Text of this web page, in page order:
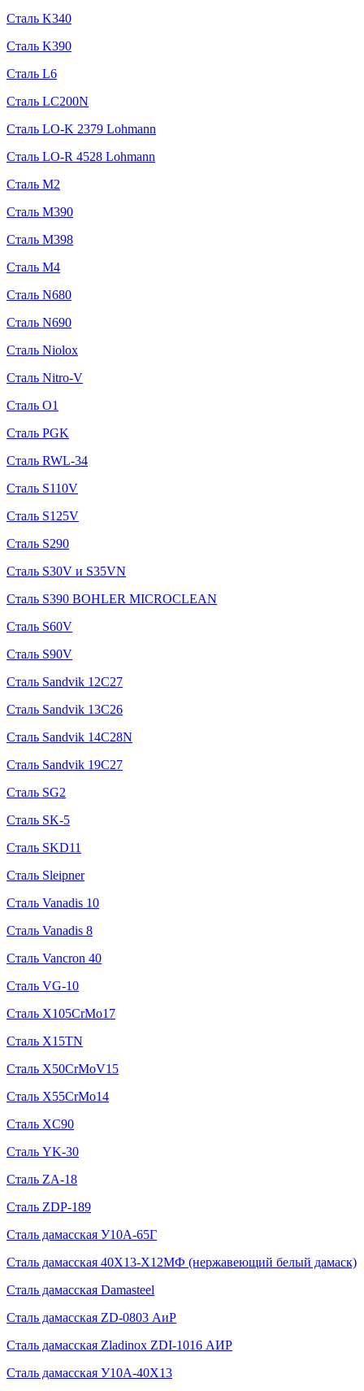
Сталь K340
Сталь K390
Сталь L6
Сталь LC200N
Сталь LO-K 2379 Lohmann
Сталь LO-R 4528 Lohmann
Сталь M2
Сталь M390
Сталь M398
Сталь M4
Сталь N680
Сталь N690
Сталь Niolox
Сталь Nitro-V
Сталь O1
Сталь PGK
Сталь RWL-34
Сталь S110V
Сталь S125V
Сталь S290
Сталь S30V и S35VN
Сталь S390 BOHLER MICROCLEAN
Сталь S60V
Сталь S90V
Сталь Sandvik 12C27
Сталь Sandvik 13C26
Сталь Sandvik 14C28N
Сталь Sandvik 19C27
Сталь SG2
Сталь SK-5
Сталь SKD11
Сталь Sleipner
Сталь Vanadis 10
Сталь Vanadis 8
Сталь Vancron 40
Сталь VG-10
Сталь X105CrMo17
Сталь X15TN
Сталь X50CrMoV15
Сталь X55CrMo14
Сталь XC90
Сталь YK-30
Сталь ZA-18
Сталь ZDP-189
Сталь дамасская У10А-65Г
Сталь дамасская 40Х13-Х12МФ (нержавеющий белый дамаск)
Сталь дамасская Damasteel
Сталь дамасская ZD-0803 АиР
Сталь дамасская Zladinox ZDI-1016 АИР
Сталь дамасская У10А-40Х13